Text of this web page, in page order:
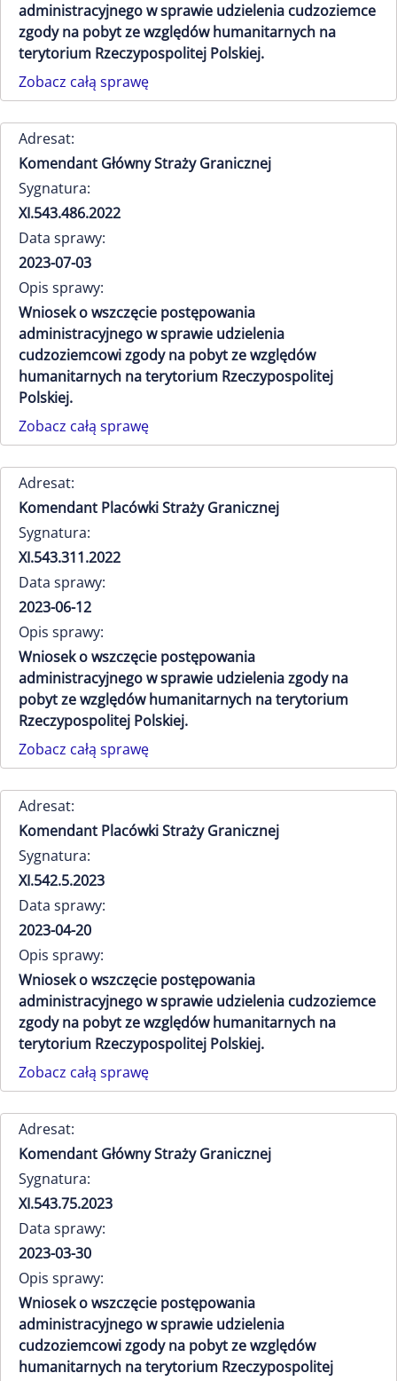
administracyjnego w sprawie udzielenia cudzoziemce
zgody na pobyt ze względów humanitarnych na
terytorium Rzeczypospolitej Polskiej.
Zobacz całą sprawę
Adresat:
Komendant Główny Straży Granicznej
Sygnatura:
XI.543.486.2022
Data sprawy:
2023-07-03
Opis sprawy:
Wniosek o wszczęcie postępowania
administracyjnego w sprawie udzielenia
cudzoziemcowi zgody na pobyt ze względów
humanitarnych na terytorium Rzeczypospolitej
Polskiej.
Zobacz całą sprawę
Adresat:
Komendant Placówki Straży Granicznej
Sygnatura:
XI.543.311.2022
Data sprawy:
2023-06-12
Opis sprawy:
Wniosek o wszczęcie postępowania
administracyjnego w sprawie udzielenia zgody na
pobyt ze względów humanitarnych na terytorium
Rzeczypospolitej Polskiej.
Zobacz całą sprawę
Adresat:
Komendant Placówki Straży Granicznej
Sygnatura:
XI.542.5.2023
Data sprawy:
2023-04-20
Opis sprawy:
Wniosek o wszczęcie postępowania
administracyjnego w sprawie udzielenia cudzoziemce
zgody na pobyt ze względów humanitarnych na
terytorium Rzeczypospolitej Polskiej.
Zobacz całą sprawę
Adresat:
Komendant Główny Straży Granicznej
Sygnatura:
XI.543.75.2023
Data sprawy:
2023-03-30
Opis sprawy:
Wniosek o wszczęcie postępowania
administracyjnego w sprawie udzielenia
cudzoziemcowi zgody na pobyt ze względów
humanitarnych na terytorium Rzeczypospolitej